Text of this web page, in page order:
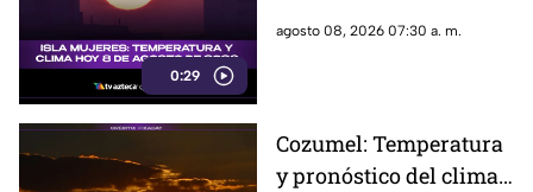
0:29
agosto 08, 2026 07:30 a. m.
Cozumel: Temperatura
y pronóstico del clima